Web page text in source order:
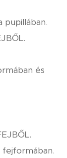
pupillában.
és
fejformában.